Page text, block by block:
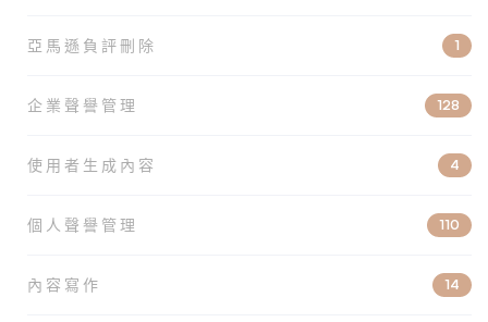
亞馬遜負評刪除 1
企業聲譽管理 128
使用者生成內容 4
個人聲譽管理 110
內容寫作 14